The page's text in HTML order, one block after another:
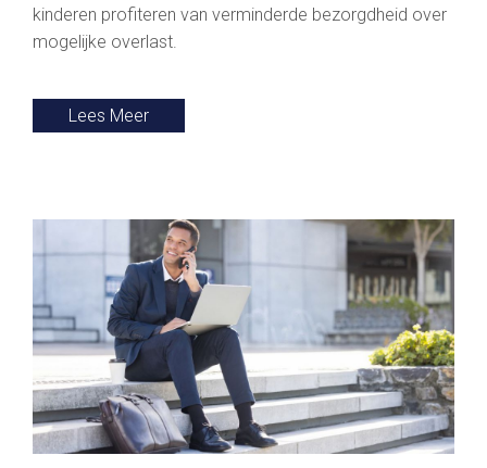
kinderen profiteren van verminderde bezorgdheid over
mogelijke overlast.
Lees Meer